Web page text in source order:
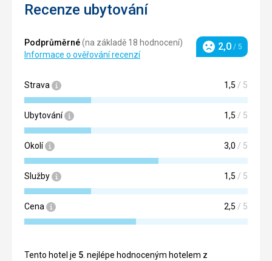
Recenze ubytování
Podprůměrné(na základě 18 hodnocení)
Informace o ověřování recenzí
Hodnocení
2,0 / 5
Strava 1,5 / 5
Ubytování 1,5 / 5
Okolí 3,0 / 5
Služby 1,5 / 5
Cena 2,5 / 5
Tento hotel je 5 . nejlépe hodnoceným hotelem z